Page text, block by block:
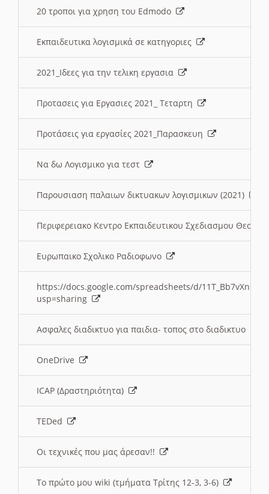
20 τροποι για χρηση του Edmodo
Εκπαιδευτικα λογισμικά σε κατηγοριες
2021_Ιδεες για την τελικη εργασια
Προτασεις για Εργασιες 2021_ Τεταρτη
Προτάσεις για εργασίες 2021_Παρασκευη
Να δω Λογισμικο για τεστ
Παρουσιαση παλαιων δικτυακων λογισμικων (2021)
Περιφερειακο Κεντρο Εκπαιδευτικου Σχεδιασμου
Ευρωπαικο Σχολικο Ραδιοφωνο
https://docs.google.com/spreadsheets/d/
usp=sharing
Ασφαλες διαδικτυο για παιδια- τοπος στο διαδικτυο
OneDrive
ICAP (Δραστηριότητα)
TEDed
Οι τεχνικές που μας άρεσαν!!
Το πρώτο μου wiki (τμήματα Τρίτης 12-3, 3-6)